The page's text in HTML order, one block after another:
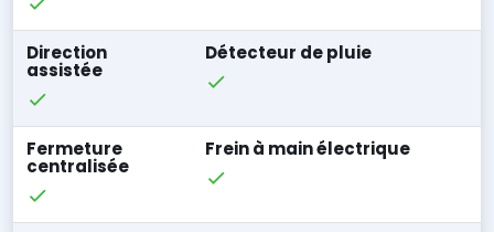
Direction
assistée
Détecteur de pluie
Fermeture
centralisée
Frein à main électrique